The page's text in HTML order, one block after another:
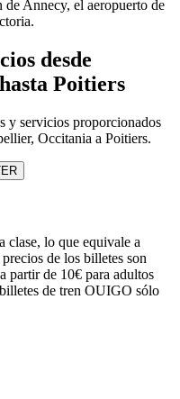
Annecy, el aeropuerto de
desde
Poitiers
y servicios proporcionados
Occitania a Poitiers.
clase, lo que equivale a
de los billetes son
partir de 10€ para adultos
de tren OUIGO sólo